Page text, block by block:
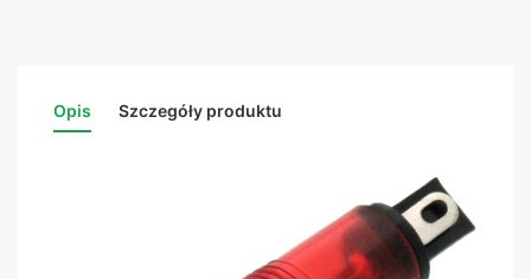
Opis Szczegóły produktu